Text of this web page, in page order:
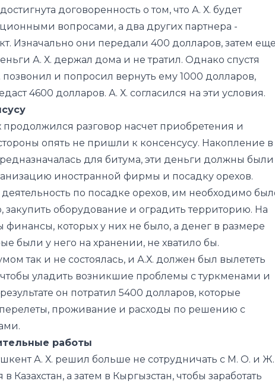
А. Х. держал дома и не тратил. Однако спустя
и попросил вернуть ему 1000 долларов,
4600 долларов. А. Х. согласился на эти условия.
продолжился разговор насчет приобретения и
опять не пришли к консенсусу. Накопление в
для битума, эти деньги должны были
иностранной фирмы и посадку орехов.
по посадке орехов, им необходимо было
закупить оборудование и оградить территорию. На
которых у них не было, а денег в размере
были у него на хранении, не хватило бы.
так и не состоялась, и А.Х. должен был вылететь
чтобы уладить возникшие проблемы с туркменами и
он потратил 5400 долларов, которые
перелеты, проживание и расходы по решению с
работы
А. Х. решил больше не сотрудничать с М. О. и Ж.
Казахстан, а затем в Кыргызстан, чтобы заработать
сумму. Однако у него возникли
Находясь в течение года на территории
он никак не мог решить свои проблемы. И тут